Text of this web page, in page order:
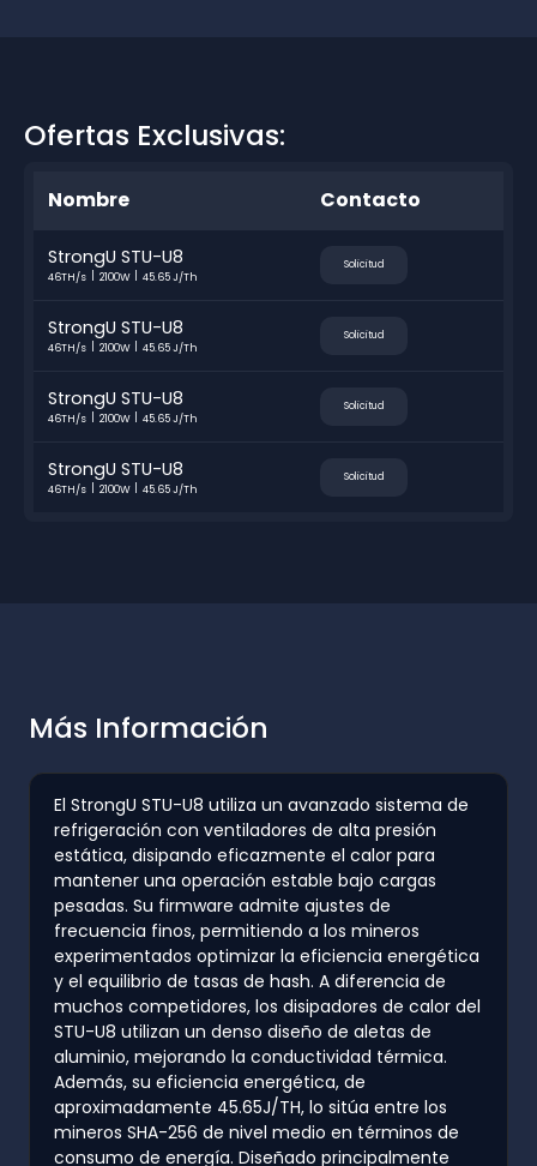
Ofertas Exclusivas:
Nombre Contacto
StrongU STU-U8
46TH/s 2100W 45.65 J/Th
Solicitud
StrongU STU-U8
46TH/s 2100W 45.65 J/Th
Solicitud
StrongU STU-U8
46TH/s 2100W 45.65 J/Th
Solicitud
StrongU STU-U8
46TH/s 2100W 45.65 J/Th
Solicitud
Más Información
El StrongU STU-U8 utiliza un avanzado sistema de
refrigeración con ventiladores de alta presión
estática, disipando eficazmente el calor para
mantener una operación estable bajo cargas
pesadas. Su firmware admite ajustes de
frecuencia finos, permitiendo a los mineros
experimentados optimizar la eficiencia energética
y el equilibrio de tasas de hash. A diferencia de
muchos competidores, los disipadores de calor del
STU-U8 utilizan un denso diseño de aletas de
aluminio, mejorando la conductividad térmica.
Además, su eficiencia energética, de
aproximadamente 45.65J/TH, lo sitúa entre los
mineros SHA-256 de nivel medio en términos de
consumo de energía. Diseñado principalmente